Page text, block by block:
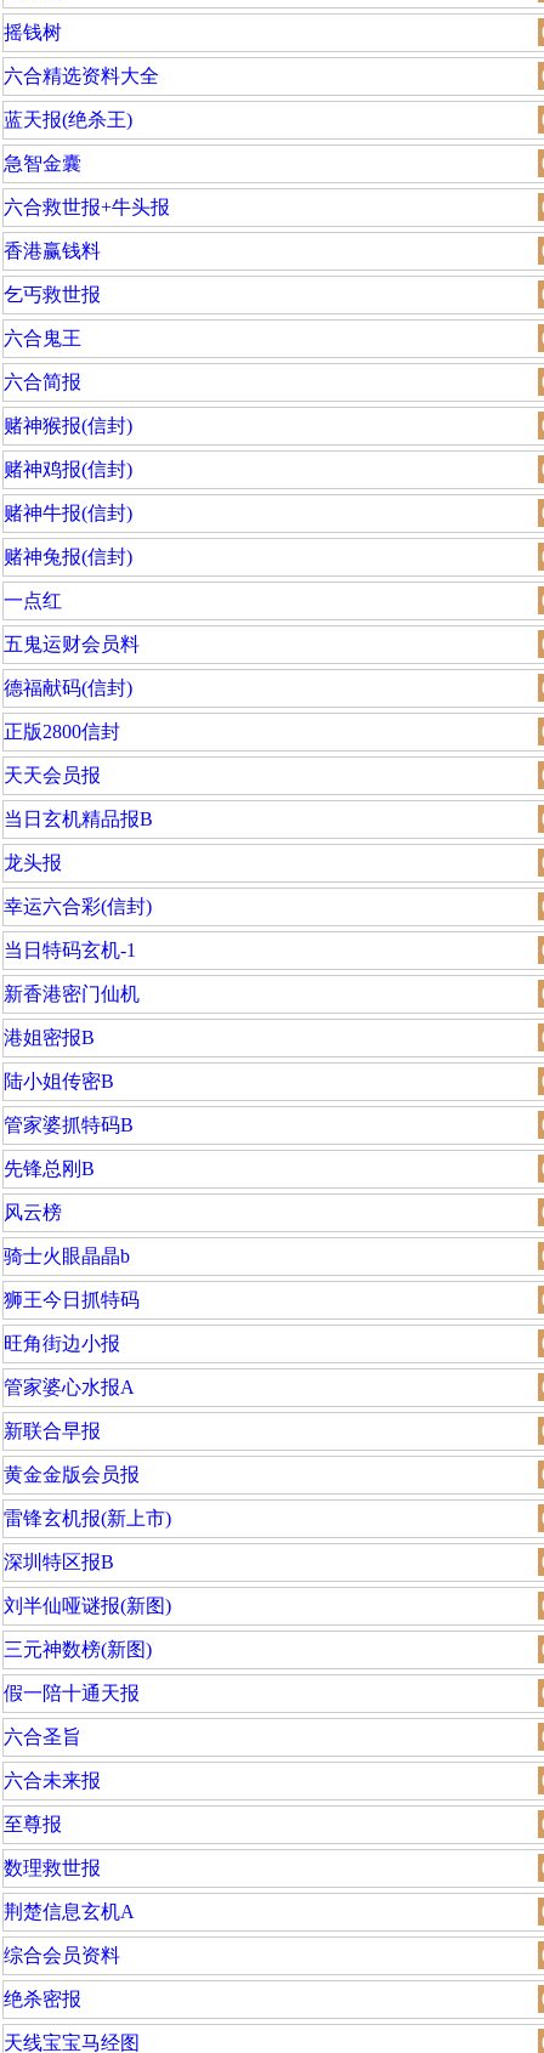
摇钱树
六合精选资料大全
蓝天报(绝杀王)
急智金囊
六合救世报+牛头报
香港赢钱料
乞丐救世报
六合鬼王
六合简报
赌神猴报(信封)
赌神鸡报(信封)
赌神牛报(信封)
赌神兔报(信封)
一点红
五鬼运财会员料
德福献码(信封)
正版2800信封
天天会员报
当日玄机精品报B
龙头报
幸运六合彩(信封)
当日特码玄机-1
新香港密门仙机
港姐密报B
陆小姐传密B
管家婆抓特码B
先锋总刚B
风云榜
骑士火眼晶晶b
狮王今日抓特码
旺角街边小报
管家婆心水报A
新联合早报
黄金金版会员报
雷锋玄机报(新上市)
深圳特区报B
刘半仙哑谜报(新图)
三元神数榜(新图)
假一陪十通天报
六合圣旨
六合未来报
至尊报
数理救世报
荆楚信息玄机A
综合会员资料
绝杀密报
天线宝宝马经图